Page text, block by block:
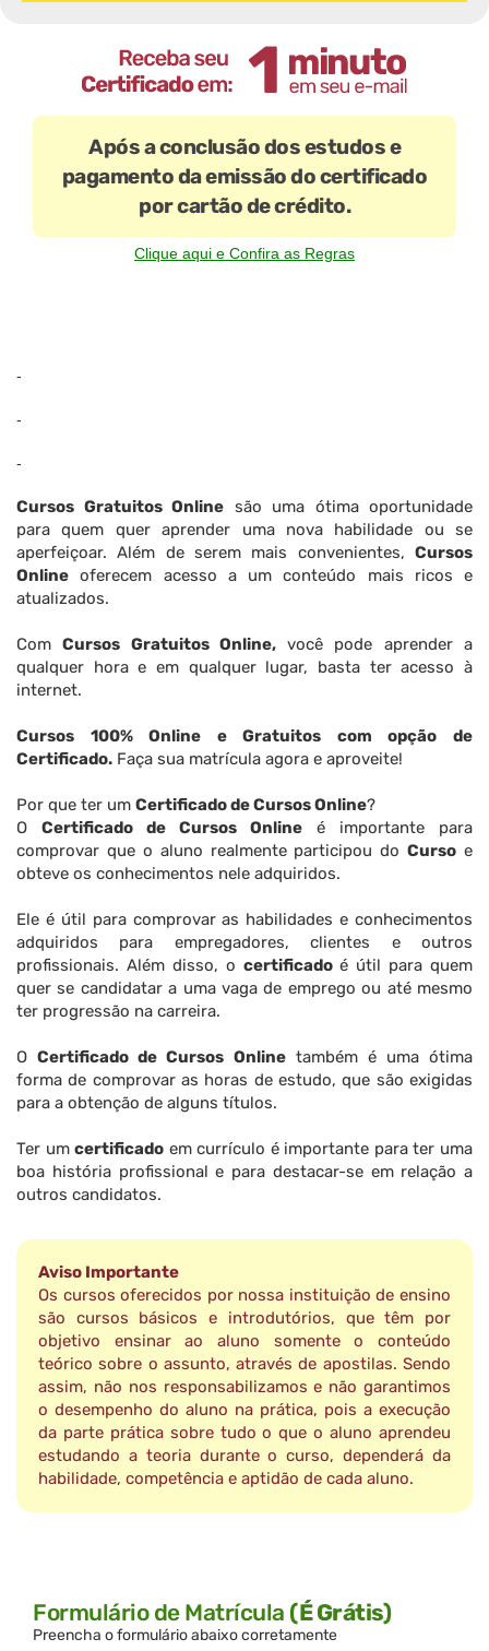
Após a conclusão dos estudos e
pagamento da emissão do certificado
por cartão de crédito.
Clique aqui e Confira as Regras
-
-
-
Cursos Gratuitos Online são uma ótima oportunidade
para quem quer aprender uma nova habilidade ou se
aperfeiçoar. Além de serem mais convenientes, Cursos
Online oferecem acesso a um conteúdo mais ricos e
atualizados.
ComCursos Gratuitos Online,você pode aprender a
qualquer hora e em qualquer lugar, basta ter acesso à
internet.
Cursos 100% Online e Gratuitos com opção de
Certificado. Faça sua matrícula agora e aproveite!
Por que ter um Certificado de Cursos Online?
O Certificado de Cursos Online é importante para
comprovar que o aluno realmente participou doCurso e
obteve os conhecimentos nele adquiridos.
Ele é útil para comprovar as habilidades e conhecimentos
adquiridos para empregadores, clientes e outros
profissionais. Além disso, o certificadoé útil para quem
quer se candidatar a uma vaga de emprego ou até mesmo
ter progressão na carreira.
OCertificado de Cursos Onlinetambém é uma ótima
forma de comprovar as horas de estudo, que são exigidas
para a obtenção de alguns títulos.
Ter umcertificado em currículo é importante para ter uma
boa história profissional e para destacar-se em relação a
outros candidatos.
Aviso Importante
Os cursos oferecidos por nossa instituição de ensino
são cursos básicos e introdutórios, que têm por
objetivo ensinar ao aluno somente o conteúdo
teórico sobre o assunto, através de apostilas. Sendo
assim, não nos responsabilizamos e não garantimos
o desempenho do aluno na prática, pois a execução
da parte prática sobre tudo o que o aluno aprendeu
estudando a teoria durante o curso, dependerá da
habilidade, competência e aptidão de cada aluno.
Formulário de Matrícula (É Grátis)
Preencha o formulário abaixo corretamente